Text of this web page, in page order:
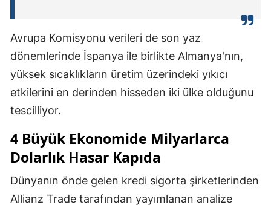
Avrupa Komisyonu verileri de son yaz
dönemlerinde İspanya ile birlikte Almanya'nın,
yüksek sıcaklıkların üretim üzerindeki yıkıcı
etkilerini en derinden hisseden iki ülke olduğunu
tescilliyor.
4 Büyük Ekonomide Milyarlarca
Dolarlık Hasar Kapıda
Dünyanın önde gelen kredi sigorta şirketlerinden
Allianz Trade tarafından yayımlanan analize